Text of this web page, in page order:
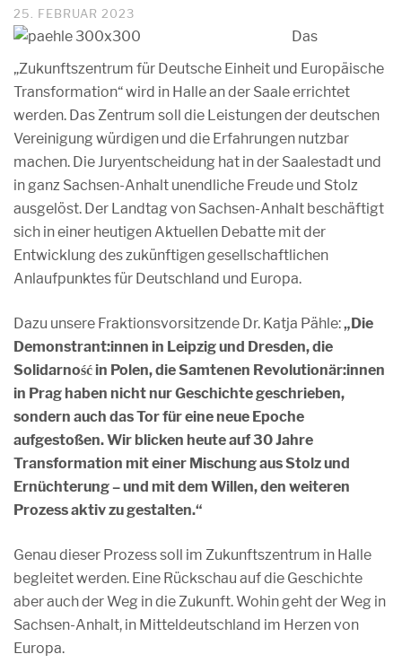
25. FEBRUAR 2023
Das
„Zukunftszentrum für Deutsche Einheit und Europäische
Transformation“ wird in Halle an der Saale errichtet
werden. Das Zentrum soll die Leistungen der deutschen
Vereinigung würdigen und die Erfahrungen nutzbar
machen. Die Juryentscheidung hat in der Saalestadt und
in ganz Sachsen-Anhalt unendliche Freude und Stolz
ausgelöst. Der Landtag von Sachsen-Anhalt beschäftigt
sich in einer heutigen Aktuellen Debatte mit der
Entwicklung des zukünftigen gesellschaftlichen
Anlaufpunktes für Deutschland und Europa.
Dazu unsere Fraktionsvorsitzende Dr. Katja Pähle:„Die
Demonstrant:innen in Leipzig und Dresden, die
Solidarność in Polen, die Samtenen Revolutionär:innen
in Prag haben nicht nur Geschichte geschrieben,
sondern auch das Tor für eine neue Epoche
aufgestoßen. Wir blicken heute auf 30 Jahre
Transformation mit einer Mischung aus Stolz und
Ernüchterung – und mit dem Willen, den weiteren
Prozess aktiv zu gestalten.“
Genau dieser Prozess soll im Zukunftszentrum in Halle
begleitet werden. Eine Rückschau auf die Geschichte
aber auch der Weg in die Zukunft. Wohin geht der Weg in
Sachsen-Anhalt, in Mitteldeutschland im Herzen von
Europa.